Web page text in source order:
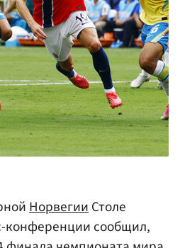
НорвегииСтоле
конференции сообщил,